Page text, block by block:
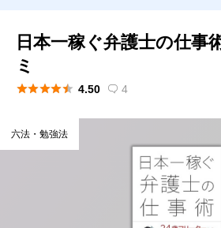
日本一稼ぐ弁護士の仕事
ミ
 4.50  4
六法・勉強法